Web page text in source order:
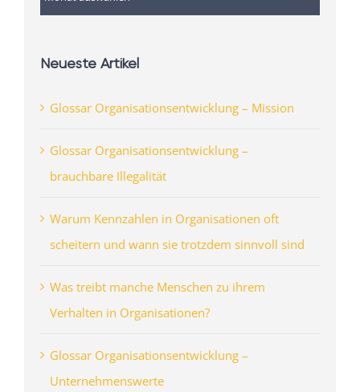
Neueste Artikel
Glossar Organisationsentwicklung – Mission
Glossar Organisationsentwicklung –
brauchbare Illegalität
Warum Kennzahlen in Organisationen oft
scheitern und wann sie trotzdem sinnvoll sind
Was treibt manche Menschen zu ihrem
Verhalten in Organisationen?
Glossar Organisationsentwicklung –
Unternehmenswerte